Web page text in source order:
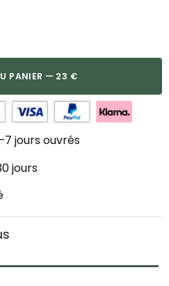
PANIER — 23 €
jours ouvrés
jours